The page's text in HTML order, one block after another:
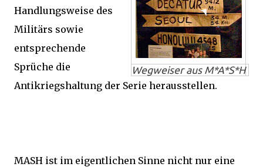
Wegweiser aus M*A*S*H
Handlungsweise des
Militärs sowie
entsprechende
Sprüche die
Antikriegshaltung der Serie herausstellen.
MASH ist im eigentlichen Sinne nicht nur eine